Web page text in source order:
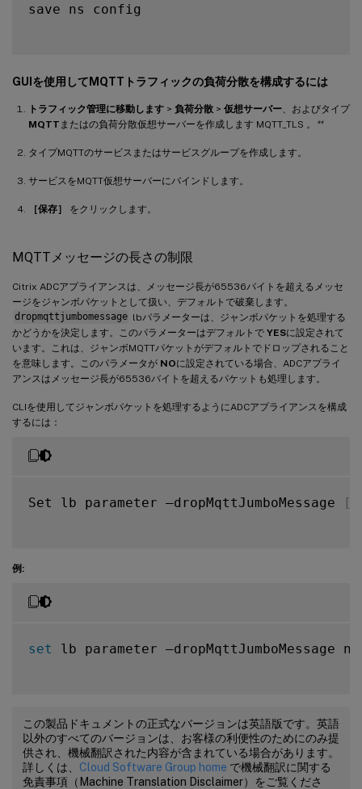
save ns config
GUIを使用してMQTTトラフィックの負荷分散を構成するには
トラフィック管理に移動します > 負荷分散 > 仮想サーバー 、およびタイプ
MQTT またはの負荷分散仮想サーバーを作成します MQTT_TLS 。 **
タイプMQTTのサービスまたはサービスグループを作成します。
サービスをMQTT仮想サーバーにバインドします。
［保存］ をクリックします。
MQTTメッセージの長さの制限
Citrix ADCアプライアンスは、メッセージ長が65536バイトを超えるメッセ
ージをジャンボパケットとして扱い、デフォルトで破棄します。
dropmqttjumbomessage lbパラメーターは、ジャンボパケットを処理する
かどうかを決定します。このパラメーターはデフォルトで YESに設定されて
います。これは、ジャンボMQTTパケットがデフォルトでドロップされること
を意味します。このパラメータが NOに設定されている場合、ADCアプライ
アンスはメッセージ長が65536バイトを超えるパケットも処理します。
CLIを使用してジャンボパケットを処理するようにADCアプライアンスを構成
するには：
Set lb parameter –dropMqttJumboMessage [
例:
set lb parameter –dropMqttJumboMessage no
この製品ドキュメントの正式なバージョンは英語版です。英語
以外のすべてのバージョンは、お客様の利便性のためにのみ提
供され、機械翻訳された内容が含まれている場合があります。
詳しくは、 Cloud Software Group home で機械翻訳に関する
免責事項（Machine Translation Disclaimer）をご覧くださ